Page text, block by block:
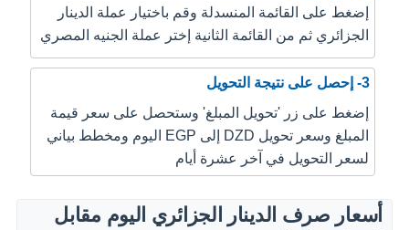
إضغط على القائمة المنسدلة وقم باختيار عملة الدينار
الجزائري ثم من القائمة الثانية إختر عملة الجنيه المصري
3- إحصل على نتيجة التحويل
إضغط على زر 'تحويل المبلغ' وستحصل على سعر قيمة
المبلغ وسعر تحويل DZD إلى EGP اليوم ومخطط بياني
لسعر التحويل في آخر عشرة أيام
أسعار صرف الدينار الجزائري اليوم مقابل